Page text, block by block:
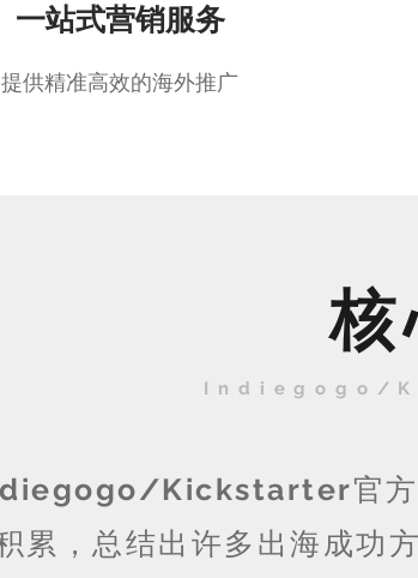
一站式营销服务
提供精准高效的海外推广
Kickstarter官
累，总结出许多出海成功
核
Indiegogo/